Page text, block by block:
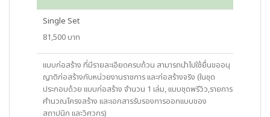
Single Set
81,500 บาท
แบบก่อสร้าง ที่มีรายละเอียดครบถ้วน สามารถนำไปใช้ยื่นขออนุ
ญาติก่อสร้างกับหน่วยงานราชการ และก่อสร้างจริง (ในชุด
ประกอบด้วย แบบก่อสร้าง จำนวน 1 เล่ม, แบบชุดพรีวิว,รายการ
คำนวณโครงสร้าง และเอกสารรับรองการออกแบบของ
สถาปนิก และวิศวกร)